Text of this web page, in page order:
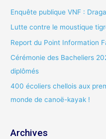
c
h
e
r
:
Enquête publique VNF :
Lutte contre le moustique
Report du Point Information
Cérémonie des Bacheliers
diplômés
400 écoliers chellois aux
monde de canoë-kayak !
Archives